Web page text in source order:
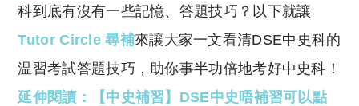
科到底有沒有一些記憶、答題技巧？以下就讓
Tutor Circle 尋補來讓大家一文看清DSE中史科的
温習考試答題技巧，助你事半功倍地考好中史科！
延伸閱讀：【中史補習】DSE中史唔補習可以點